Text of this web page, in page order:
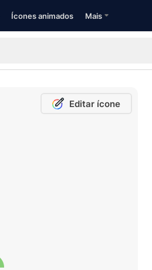
Ícones animados Mais
Editar ícone